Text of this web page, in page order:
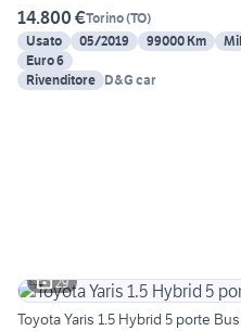
14.800 €Torino(TO)
Usato
05/2019 99000 Km
Euro 6
Rivenditore D&G car
29
Toyota Yaris 1.5 Hybrid 5 porte